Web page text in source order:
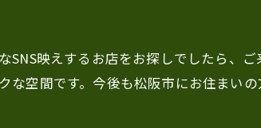
SNS映えするお店をお探しでしたら、
な空間です。今後も松阪市にお住まい